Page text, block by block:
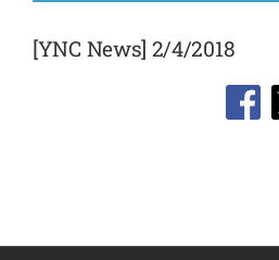
[YNC News] 2/4/2018